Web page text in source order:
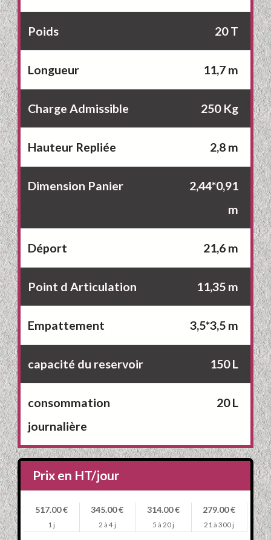
Poids 20 T
Longueur 11,7 m
Charge Admissible 250 Kg
Hauteur Repliée 2,8 m
Dimension Panier
2,44*0,91
m
Déport 21,6 m
Point d Articulation 11,35 m
Empattement 3,5*3,5 m
capacité du reservoir 150 L
consommation
journalière
20 L
Prix en HT/jour
517.00 €
1 j
345.00 €
2 à 4 j
314.00 €
5 à 20 j
279.00 €
21 à 300 j